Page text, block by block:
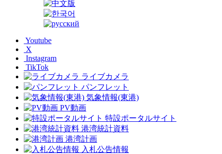
Youtube
X
Instagram
TikTok
ライブカメラ
パンフレット
気象情報(東港)
PV動画
特設ポータルサイト
港湾統計資料
港湾計画
入札公告情報